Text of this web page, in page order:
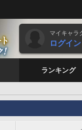
マイキャラ
ログイン
ランキング